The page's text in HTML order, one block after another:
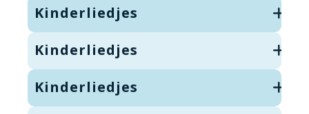
Kinderliedjes
Kinderliedjes
Kinderliedjes